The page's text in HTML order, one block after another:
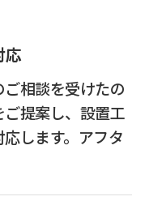
応
相談を受けたの
提案し、設置工
します。アフタ